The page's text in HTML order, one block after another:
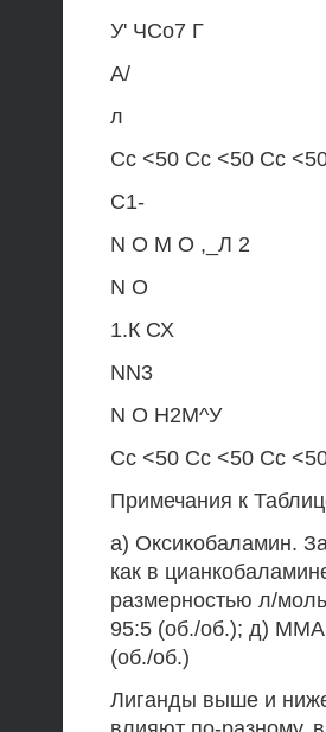
У' ЧСо7 Г
А/
л
Сс <50 Сс <50 Сс
С1-
N О М О ,_Л 2
N О
1.К СХ
NN3
N О Н2М^У
Сс <50 Сс <50 Сс
Примечания к
а) Оксикобаламин.
как в
размерностью л/
95:5 (об./об.); д)
(об./об.)
Лиганды выше и